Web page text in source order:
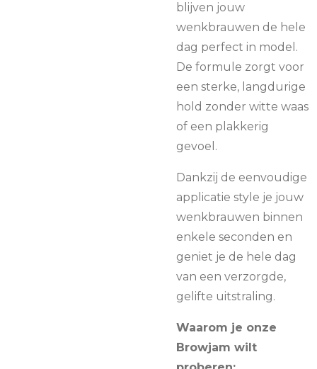
blijven jouw
wenkbrauwen de hele
dag perfect in model.
De formule zorgt voor
een sterke, langdurige
hold zonder witte waas
of een plakkerig
gevoel.
Dankzij de eenvoudige
applicatie style je jouw
wenkbrauwen binnen
enkele seconden en
geniet je de hele dag
van een verzorgde,
gelifte uitstraling.
Waarom je onze
Browjam wilt